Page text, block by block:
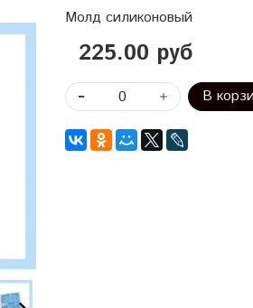
Молд силиконовый
225.00 руб
В